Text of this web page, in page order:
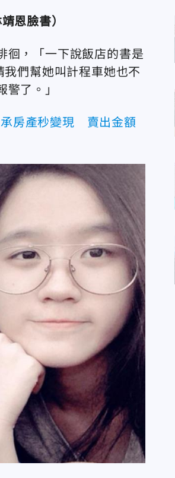
恩臉書）
徊，「一下說飯店的書是
們幫她叫計程車她也不
了。」
承房產秒變現 賣出金額